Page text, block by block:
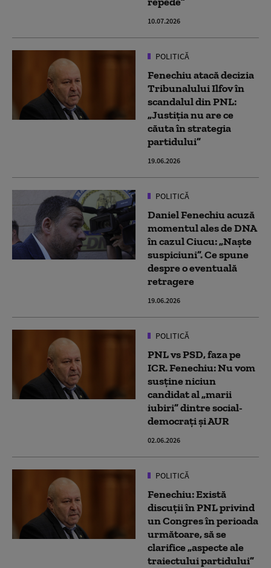
10.07.2026
POLITICĂ
Fenechiu atacă decizia
Tribunalului Ilfov în
scandalul din PNL:
„Justiția nu are ce
căuta în strategia
partidului”
19.06.2026
POLITICĂ
Daniel Fenechiu acuză
momentul ales de DNA
în cazul Ciucu: „Naște
suspiciuni”. Ce spune
despre o eventuală
retragere
19.06.2026
POLITICĂ
PNL vs PSD, faza pe
ICR. Fenechiu: Nu vom
susţine niciun
candidat al „marii
iubiri” dintre social-
democrați și AUR
02.06.2026
POLITICĂ
Fenechiu: Există
discuţii în PNL privind
un Congres în perioada
următoare, să se
clarifice „aspecte ale
traiectului partidului”